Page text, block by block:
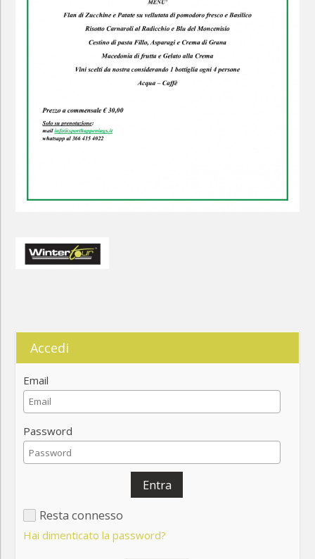
Accedi
Email
Password
Entra
Resta connesso
Hai dimenticato la password?